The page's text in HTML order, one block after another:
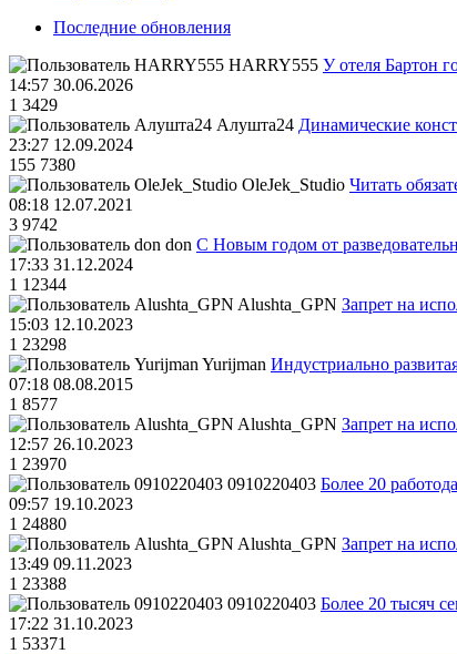
Последние обновления
HARRY555 У отеля Бартон
14:57 30.06.2026
1 3429
Алушта24 Динамические
23:27 12.09.2024
155 7380
OleJek_Studio Читать
08:18 12.07.2021
3 9742
don С Новым годом от
17:33 31.12.2024
1 12344
Alushta_GPN Запрет на
15:03 12.10.2023
1 23298
Yurijman Индустриально
07:18 08.08.2015
1 8577
Alushta_GPN Запрет на
12:57 26.10.2023
1 23970
0910220403 Более 20
09:57 19.10.2023
1 24880
Alushta_GPN Запрет на
13:49 09.11.2023
1 23388
0910220403 Более 20 тысяч
17:22 31.10.2023
1 53371